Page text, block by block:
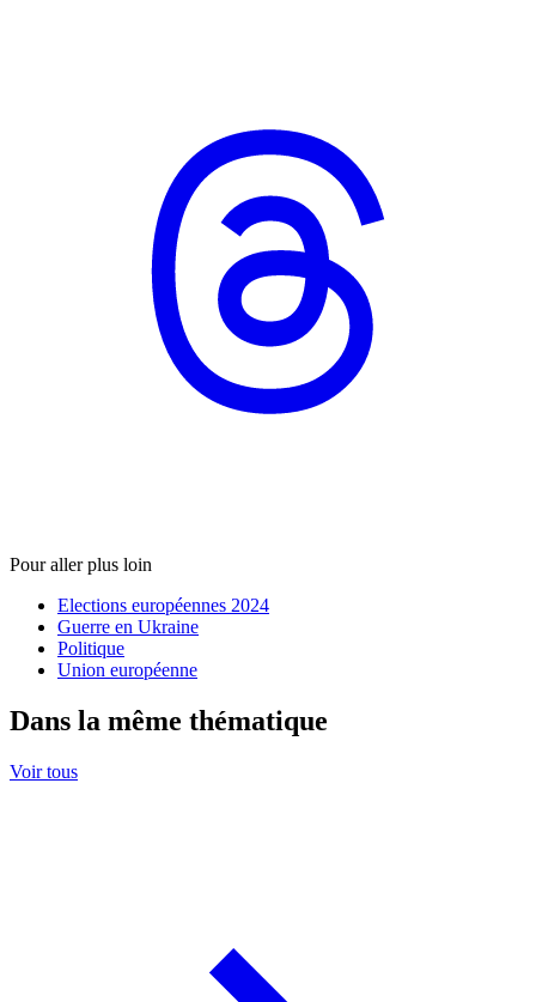
Pour aller plus loin
Elections européennes 2024
Guerre en Ukraine
Politique
Union européenne
Dans la même thématique
Voir tous